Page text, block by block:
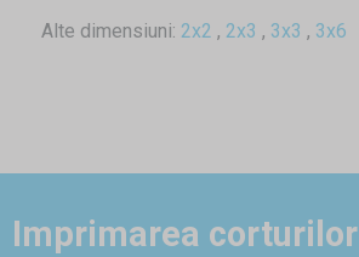
Alte dimensiuni: 2x2 , 2x3 , 3x3 , 3x6
Imprimarea corturilor